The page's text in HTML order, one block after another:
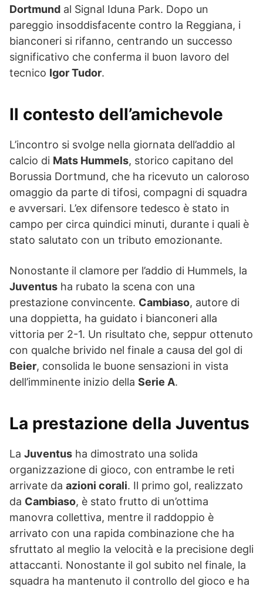
Dortmund al Signal Iduna Park. Dopo un
pareggio insoddisfacente contro la Reggiana, i
bianconeri si rifanno, centrando un successo
significativo che conferma il buon lavoro del
tecnico Igor Tudor.
Il contesto dell’amichevole
L’incontro si svolge nella giornata dell’addio al
calcio di Mats Hummels, storico capitano del
Borussia Dortmund, che ha ricevuto un caloroso
omaggio da parte di tifosi, compagni di squadra
e avversari. L’ex difensore tedesco è stato in
campo per circa quindici minuti, durante i quali è
stato salutato con un tributo emozionante.
Nonostante il clamore per l’addio di Hummels, la
Juventus ha rubato la scena con una
prestazione convincente. Cambiaso, autore di
una doppietta, ha guidato i bianconeri alla
vittoria per 2-1. Un risultato che, seppur ottenuto
con qualche brivido nel finale a causa del gol di
Beier, consolida le buone sensazioni in vista
dell’imminente inizio della Serie A.
La prestazione della Juventus
La Juventus ha dimostrato una solida
organizzazione di gioco, con entrambe le reti
arrivate da azioni corali. Il primo gol, realizzato
da Cambiaso, è stato frutto di un’ottima
manovra collettiva, mentre il raddoppio è
arrivato con una rapida combinazione che ha
sfruttato al meglio la velocità e la precisione degli
attaccanti. Nonostante il gol subito nel finale, la
squadra ha mantenuto il controllo del gioco e ha